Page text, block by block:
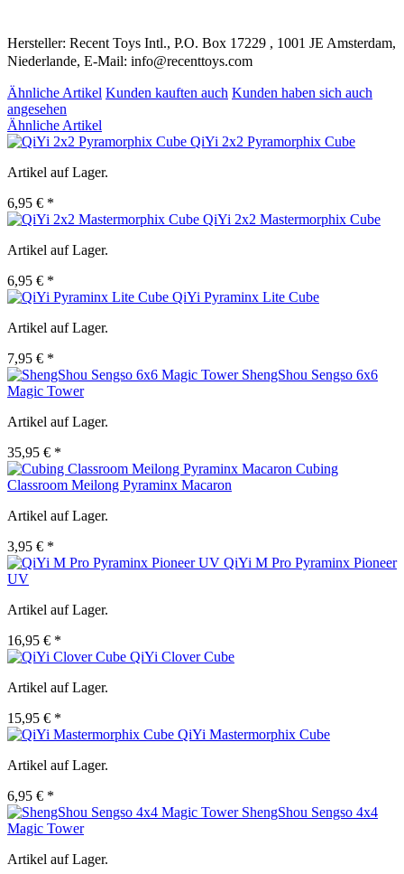
Hersteller: Recent Toys Intl., P.O. Box 17229 , 1001 JE Amsterdam,
Niederlande, E-Mail: info@recenttoys.com
Ähnliche Artikel Kunden kauften auch Kunden haben sich auch
angesehen
Ähnliche Artikel
QiYi 2x2 Pyramorphix Cube
Artikel auf Lager.
6,95 € *
QiYi 2x2 Mastermorphix Cube
Artikel auf Lager.
6,95 € *
QiYi Pyraminx Lite Cube
Artikel auf Lager.
7,95 € *
ShengShou Sengso 6x6
Magic Tower
Artikel auf Lager.
35,95 € *
Cubing
Classroom Meilong Pyraminx Macaron
Artikel auf Lager.
3,95 € *
QiYi M Pro Pyraminx Pioneer
UV
Artikel auf Lager.
16,95 € *
QiYi Clover Cube
Artikel auf Lager.
15,95 € *
QiYi Mastermorphix Cube
Artikel auf Lager.
6,95 € *
ShengShou Sengso 4x4
Magic Tower
Artikel auf Lager.